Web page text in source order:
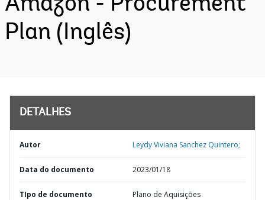
Amazon - Procurement
Plan (Inglês)
DETALHES
Autor Leydy Viviana Sanchez Quintero;
Data do documento 2023/01/18
TIpo de documento Plano de Aquisições